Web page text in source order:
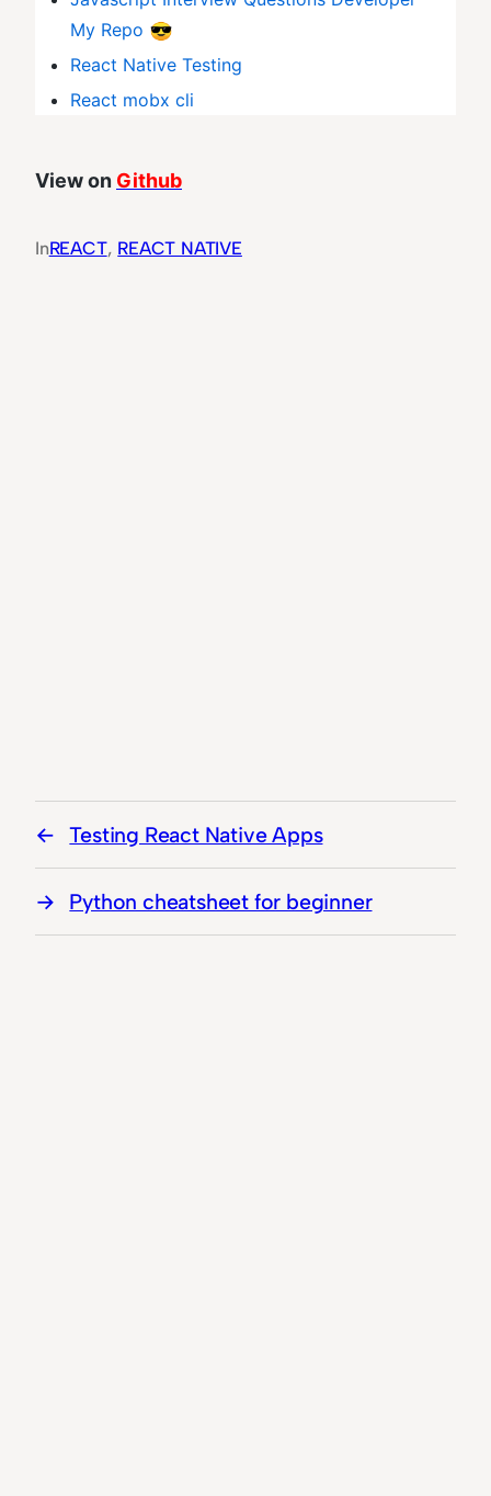
My Repo
React Native Testing
React mobx cli
View on Github
InREACT, REACT NATIVE
Testing React Native Apps
Python cheatsheet for beginner